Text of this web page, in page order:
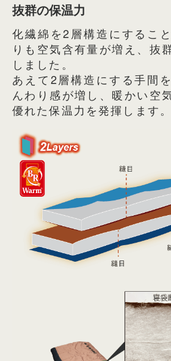
抜群の保温力
化繊綿を2層構造にするこ
りも空気含有量が増え、抜
しました。
あえて2層構造にする手間
んわり感が増し、暖かい空
優れた保温力を発揮します。